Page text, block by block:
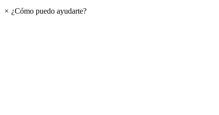
× ¿Cómo puedo ayudarte?